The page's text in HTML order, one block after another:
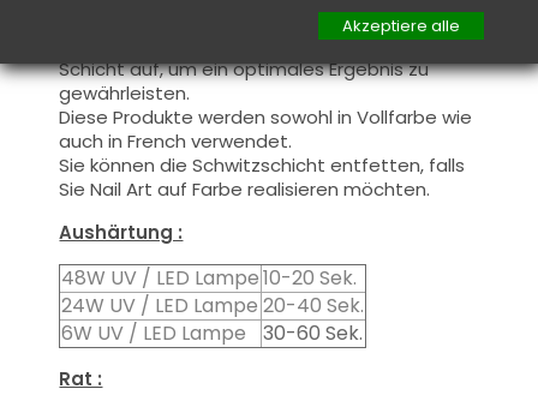
aufgetragen, schließen Sie die freie Kante zur
ersten Schicht und tragen Sie die zweite
Schicht auf, um ein optimales Ergebnis zu
gewährleisten.
Diese Produkte werdensowohl in Vollfarbe wie
auchin French verwendet.
Sie können dieSchwitzschicht entfetten, falls
Sie Nail Art auf Farbe realisieren möchten.
Aushärtung :
48W UV / LED Lampe10-20 Sek.
24W UV / LED Lampe 20-40 Sek.
6W UV / LED Lampe
30-60 Sek.
Rat :
Akzeptiere alle